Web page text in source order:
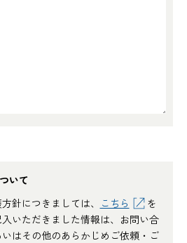
いて
針につきましては、
こちら
を
いただきました情報は、お問い合
はその他のあらかじめご依頼・ご